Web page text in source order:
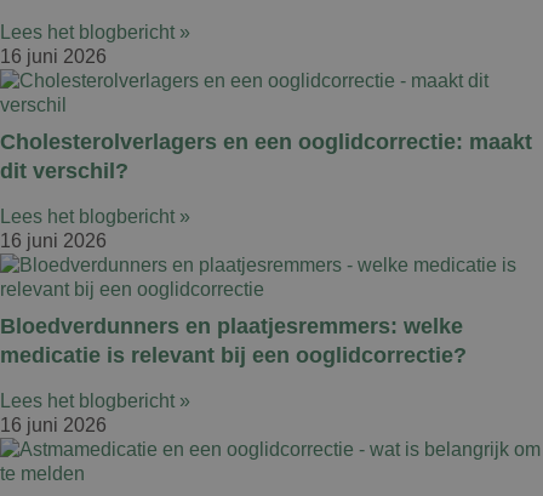
Lees het blogbericht »
16 juni 2026
Cholesterolverlagers en een ooglidcorrectie: maakt
dit verschil?
Lees het blogbericht »
16 juni 2026
Bloedverdunners en plaatjesremmers: welke
medicatie is relevant bij een ooglidcorrectie?
Lees het blogbericht »
16 juni 2026